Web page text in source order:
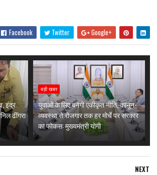
Facebook Twitter Google+
इंद्र
ढींगरा
बड़ी खबर
युवाओं के लिए बनेगी एकीकृत नीति, कानून-
व्यवस्था से रोजगार तक हर मोर्चे पर सरकार
का फोकस: मुख्यमंत्री योगी
NEXT